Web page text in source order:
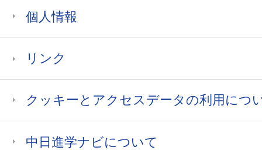
個人情報
リンク
クッキーとアクセスデータの利用につ
中日進学ナビについて